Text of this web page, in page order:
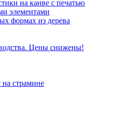
на канве с печатью
элементами
формах из дерева
Цены снижены!
страмине